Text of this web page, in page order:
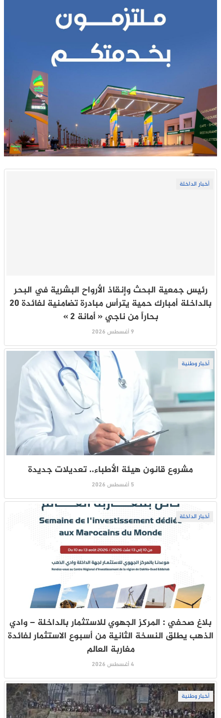
أخبار الداخلة
رئيس جمعية البحث وإنقاذ الأرواح البشرية في البحر
بالداخلة أمبارك حمية يترأس مبادرة تضامنية لفائدة 20
بحاراً من ناجي « أمانة 2 »
9 أغسطس 2026
أخبار وطنية
مشروع قانون هيئة الأطباء.. تعديلات جديدة
5 أغسطس 2026
أخبار الداخلة
بلاغ صحفي : المركز الجهوي للاستثمار بالداخلة – وادي
الذهب يطلق النسخة الثانية من أسبوع الاستثمار لفائدة
مغاربة العالم
4 أغسطس 2026
أخبار وطنية